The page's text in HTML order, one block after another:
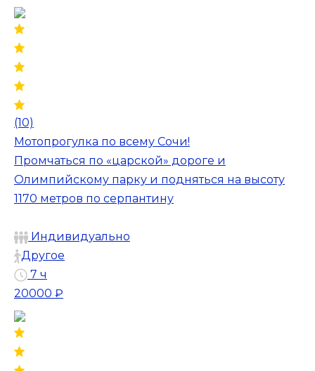
(10)
Мотопрогулка по всему Сочи!
Промчаться по «царской» дороге и
Олимпийскому парку и подняться на высоту
1170 метров по серпантину
Индивидуально
Другое
7 ч
20000 ₽